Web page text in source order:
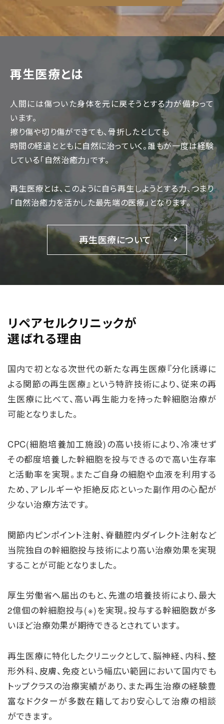
再生医療とは
人間には傷ついた身体を元に戻そうとする力が備わって
います。
擦り傷や切り傷ができても、骨折したとしても
時間の経過とともに自然に治っていく。誰もが一度は経験
している「自然治癒力」です。
再生医療とは、このように自ら再生しようとする力、つまり
「自然治癒力を活かした最先端の医療」となります。
再生医療について
リペアセルクリニックが
選ばれる理由
国内で初となる次世代の新たな再生医療『分化誘導に
よる関節の再生医療』という特許技術により、従来の再
生医療に比べて、高い再生能力を持った幹細胞治療が
可能となりました。
CPC(細胞培養加工施設)の高い技術により、冷凍せず
その都度培養した幹細胞を投与できるので高い生存率
と活動率を実現。またご自身の細胞や血液を利用する
ため、アレルギーや拒絶反応といった副作用の心配が
少ない治療方法です。
関節内ピンポイント注射、脊髄腔内ダイレクト注射など
当院独自の幹細胞投与技術により高い治療効果を実現
することが可能となりました。
厚生労働省へ届出のもと、先進の培養技術により、最大
2億個の幹細胞投与(※)を実現。投与する幹細胞数が多
いほど治療効果が期待できるとされています。
再生医療に特化したクリニックとして、脳神経、内科、整
形外科、皮膚、免疫という幅広い範囲において国内でも
トップクラスの治療実績があり、また再生治療の経験豊
富なドクターが多数在籍しており安心して治療の相談
ができます。